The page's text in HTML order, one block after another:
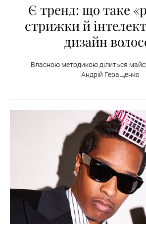
Є тренд: що таке
стрижки й
дизайн
Власною методикою ділиться
Андрій Геращенко